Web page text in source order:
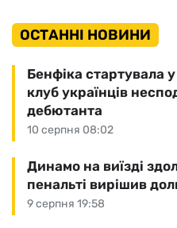
ОСТАННІ НОВИНИ
10 серпня 08:02
Бенфіка стартувала у
клуб українців
дебютанта
9 серпня 19:58
Динамо на виїзді
пенальті вирішив